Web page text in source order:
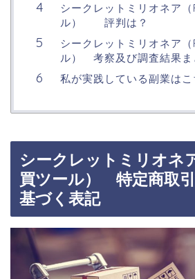
シークレットミリオネア
ル） 評判は？
シークレットミリオネア
ル） 考察及び調査結果ま
私が実践している副業はこ
シークレットミリオネ
買ツール） 特定商取
基づく表記